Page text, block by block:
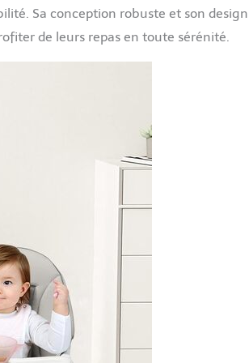
Sa conception robuste et son
de leurs repas en toute sérénité.